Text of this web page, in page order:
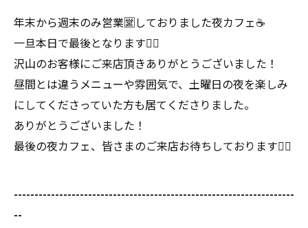
年末から週末のみ営業🈺しておりました夜カフェ☕️
一旦本日で最後となります🙇‍♀️
沢山のお客様にご来店頂きありがとうございました！
昼間とは違うメニューや雰囲気で、土曜日の夜を楽しみ
にしてくださっていた方も居てくださりました。
ありがとうございました！
最後の夜カフェ、皆さまのご来店お待ちしております🙇‍♀️
--------------------------------------------------------------------
--